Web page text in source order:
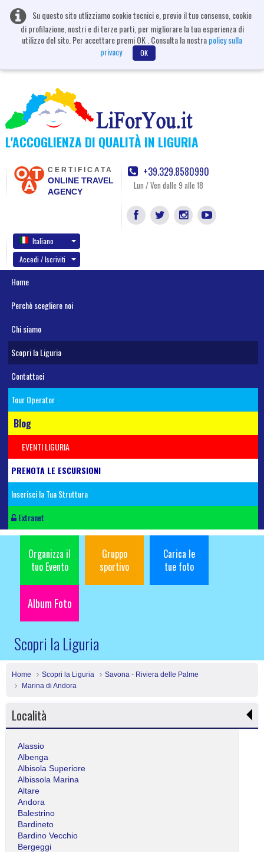
Su questo sito utlizziamo cookie tecnici e, previo il tuo consenso, cookie
di profilazione, nostri e di terze parti, per migliorare la tua esperienza di
utilizzo del sito. Per accettare premi OK . Consulta la nostrapolicy sulla
privacy
OK
L'ACCOGLIENZA DI QUALITÀ IN LIGURIA
CERTIFICATA
ONLINE TRAVEL
AGENCY
+39.329.8580990
Lun / Ven dalle 9 alle 18
Italiano
Accedi / Iscriviti
Home
Perchè scegliere noi
Chi siamo
Scopri la Liguria
Contattaci
Tour Operator
Blog
EVENTI LIGURIA
PRENOTA LE ESCURSIONI
Inserisci la Tua Struttura
Extranet
Organizza il
tuo Evento
Gruppo
sportivo
Carica le
tue foto
Album Foto
Scopri la Liguria
Home Scopri la Liguria
Savona - Riviera delle Palme
Marina di Andora
Località
Alassio
Albenga
Albisola Superiore
Albissola Marina
Altare
Andora
Balestrino
Bardineto
Bardino Vecchio
Bergeggi